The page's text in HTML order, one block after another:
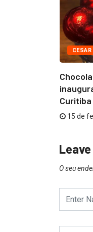
Curitiba
15 de
O seu